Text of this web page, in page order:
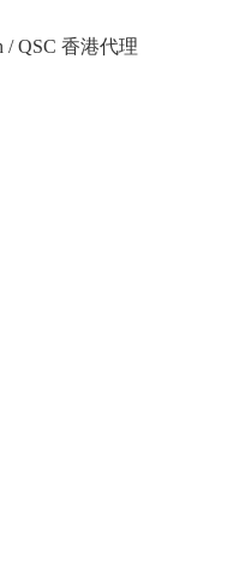
/ QSC 香港代理